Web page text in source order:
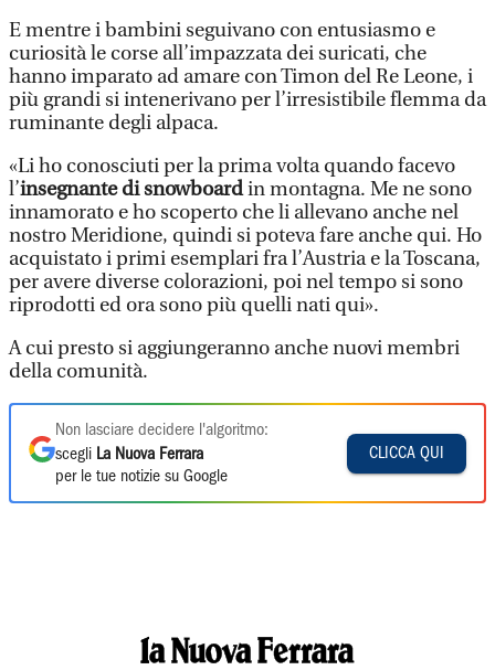
E mentre i bambini seguivano con entusiasmo e
curiosità le corse all’impazzata dei suricati, che
hanno imparato ad amare con Timon del Re Leone, i
più grandi si intenerivano per l’irresistibile flemma da
ruminante degli alpaca.
«Li ho conosciuti per la prima volta quando facevo
l’insegnante di snowboardin montagna. Me ne sono
innamorato e ho scoperto che li allevano anche nel
nostro Meridione, quindi si poteva fare anche qui. Ho
acquistato i primi esemplari fra l’Austria e la Toscana,
per avere diverse colorazioni, poi nel tempo si sono
riprodotti ed ora sono più quelli nati qui».
A cui presto si aggiungeranno anche nuovi membri
della comunità.
Non lasciare decidere l'algoritmo:
scegli La Nuova Ferrara
per le tue notizie su Google
CLICCA QUI